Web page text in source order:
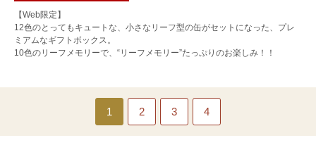
【Web限定】
12色のとってもキュートな、小さなリーフ型の缶がセットになった、プレ
ミアムなギフトボックス。
10色のリーフメモリーで、“リーフメモリー”たっぷりのお楽しみ！！
1 2 3 4